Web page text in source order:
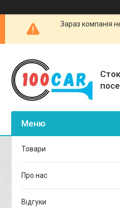
Зараз компанія
Товари
Про нас
Відгуки